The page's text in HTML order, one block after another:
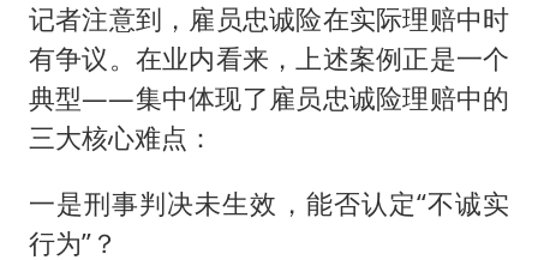
记者注意到，雇员忠诚险在实际理赔中时
有争议。在业内看来，上述案例正是一个
典型——集中体现了雇员忠诚险理赔中的
三大核心难点：
一是刑事判决未生效，能否认定“不诚实
行为”？